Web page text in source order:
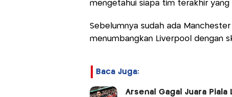
mengetahui siapa tim terakhir yang
Sebelumnya sudah ada
menumbangkan Liverpool dengan
Baca Juga:
Arsenal Gagal Juara